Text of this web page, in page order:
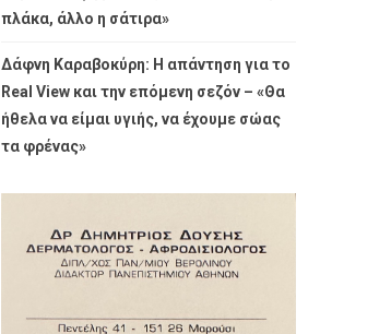
πλάκα, άλλο η σάτιρα»
Δάφνη Καραβοκύρη: Η απάντηση για το
Real View και την επόμενη σεζόν – «Θα
ήθελα να είμαι υγιής, να έχουμε σώας
τα φρένας»